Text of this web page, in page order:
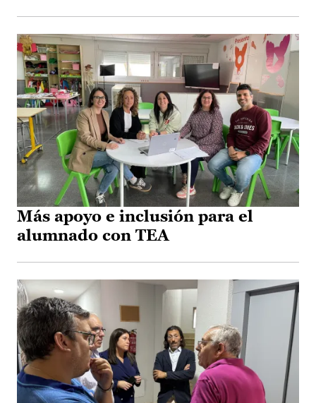
Más apoyo e inclusión para el
alumnado con TEA